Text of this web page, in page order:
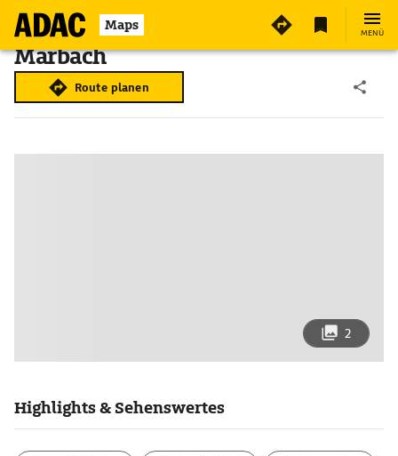
Maps MENÜ
Marbach
Route planen
2
Highlights & Sehenswertes